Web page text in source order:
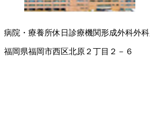
病院・療養所休日診療機関形成外科外科
福岡県福岡市西区北原２丁目２－６